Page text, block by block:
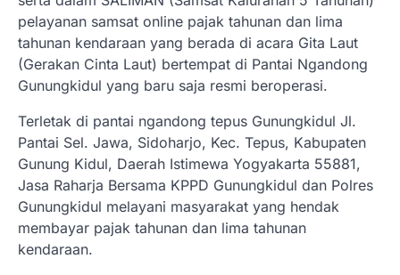
pelayanan samsat online pajak tahunan dan lima
tahunan kendaraan yang berada di acara Gita Laut
(Gerakan Cinta Laut) bertempat di Pantai Ngandong
Gunungkidul yang baru saja resmi beroperasi.
Terletak di pantai ngandong tepus Gunungkidul Jl.
Pantai Sel. Jawa, Sidoharjo, Kec. Tepus, Kabupaten
Gunung Kidul, Daerah Istimewa Yogyakarta 55881,
Jasa Raharja Bersama KPPD Gunungkidul dan Polres
Gunungkidul melayani masyarakat yang hendak
membayar pajak tahunan dan lima tahunan
kendaraan.